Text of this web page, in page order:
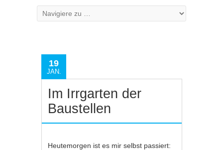
19
JAN.
Im Irrgarten der
Baustellen
Heutemorgen ist es mir selbst passiert: